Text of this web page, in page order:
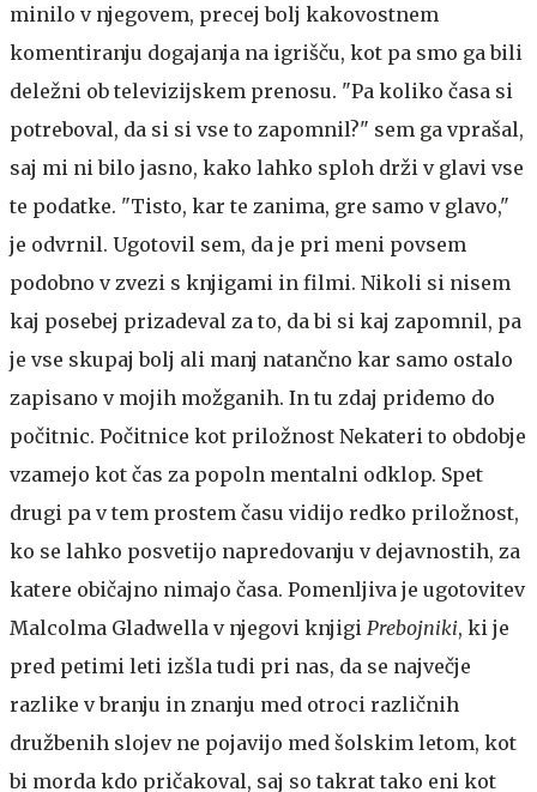
minilo v njegovem, precej bolj kakovostnem
komentiranju dogajanja na igrišču, kot pa smo ga bili
deležni ob televizijskem prenosu. "Pa koliko časa si
potreboval, da si si vse to zapomnil?" sem ga vprašal,
saj mi ni bilo jasno, kako lahko sploh drži v glavi vse
te podatke. "Tisto, kar te zanima, gre samo v glavo,"
je odvrnil. Ugotovil sem, da je pri meni povsem
podobno v zvezi s knjigami in filmi. Nikoli si nisem
kaj posebej prizadeval za to, da bi si kaj zapomnil, pa
je vse skupaj bolj ali manj natančno kar samo ostalo
zapisano v mojih možganih. In tu zdaj pridemo do
počitnic. Počitnice kot priložnost Nekateri to obdobje
vzamejo kot čas za popoln mentalni odklop. Spet
drugi pa v tem prostem času vidijo redko priložnost,
ko se lahko posvetijo napredovanju v dejavnostih, za
katere običajno nimajo časa. Pomenljiva je ugotovitev
Malcolma Gladwella v njegovi knjigi Prebojniki, ki je
pred petimi leti izšla tudi pri nas, da se največje
razlike v branju in znanju med otroci različnih
družbenih slojev ne pojavijo med šolskim letom, kot
bi morda kdo pričakoval, saj so takrat tako eni kot